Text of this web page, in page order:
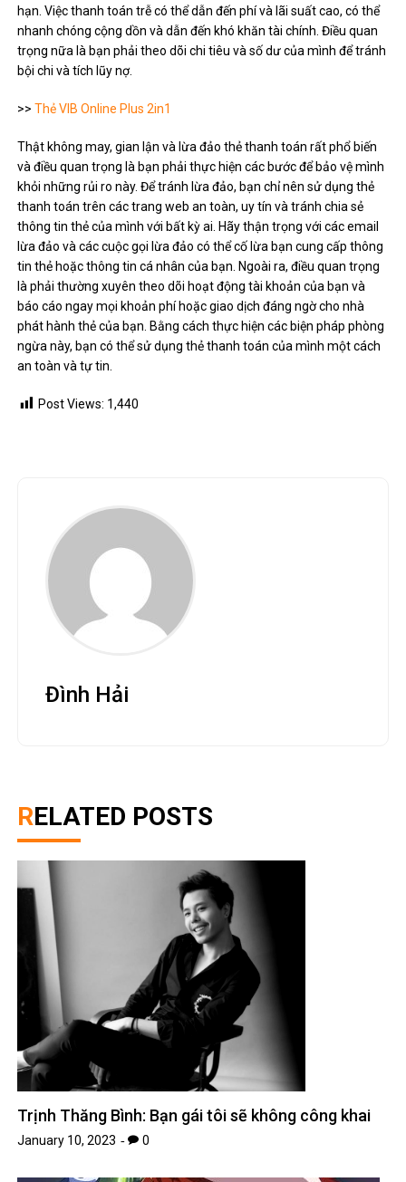
hạn. Việc thanh toán trễ có thể dẫn đến phí và lãi suất cao, có thể
nhanh chóng cộng dồn và dẫn đến khó khăn tài chính. Điều quan
trọng nữa là bạn phải theo dõi chi tiêu và số dư của mình để tránh
bội chi và tích lũy nợ.
>>Thẻ VIB Online Plus 2in1
Thật không may, gian lận và lừa đảo thẻ thanh toán rất phổ biến
và điều quan trọng là bạn phải thực hiện các bước để bảo vệ mình
khỏi những rủi ro này. Để tránh lừa đảo, bạn chỉ nên sử dụng thẻ
thanh toán trên các trang web an toàn, uy tín và tránh chia sẻ
thông tin thẻ của mình với bất kỳ ai. Hãy thận trọng với các email
lừa đảo và các cuộc gọi lừa đảo có thể cố lừa bạn cung cấp thông
tin thẻ hoặc thông tin cá nhân của bạn. Ngoài ra, điều quan trọng
là phải thường xuyên theo dõi hoạt động tài khoản của bạn và
báo cáo ngay mọi khoản phí hoặc giao dịch đáng ngờ cho nhà
phát hành thẻ của bạn. Bằng cách thực hiện các biện pháp phòng
ngừa này, bạn có thể sử dụng thẻ thanh toán của mình một cách
an toàn và tự tin.
Post Views: 1,440
Đình Hải
RELATED POSTS
Trịnh Thăng Bình: Bạn gái tôi sẽ không công khai
January 10, 2023 0